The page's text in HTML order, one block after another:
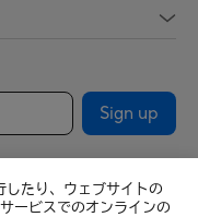
したり、ウェブサイトの
ービスでのオンラインの
Sign up